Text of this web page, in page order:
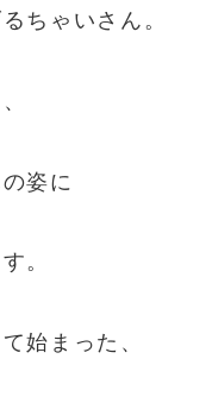
ちゃいさん。
姿に
。
始まった、